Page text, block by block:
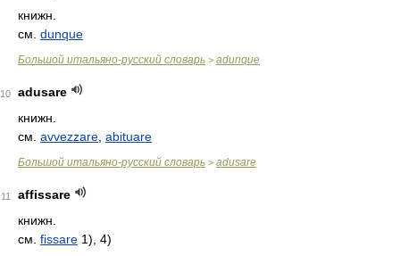
книжн.
см. dunque
Большой итальяно-русский словарь > adunque
10
adusare
книжн.
см. avvezzare abituare
Большой итальяно-русский словарь > adusare
11
affissare
книжн.
см. fissare 1), 4)